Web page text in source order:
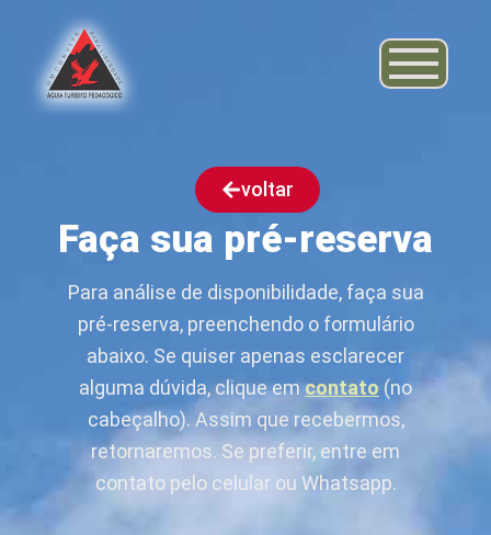
voltar
Faça sua pré-reserva
Para análise de disponibilidade, faça sua
pré-reserva, preenchendo o formulário
abaixo. Se quiser apenas esclarecer
alguma dúvida, clique emcontato (no
cabeçalho). Assim que recebermos,
retornaremos. Se preferir, entre em
contato pelo celular ou Whatsapp.